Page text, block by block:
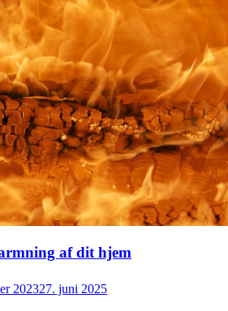
af dit hjem
202327. juni 2025